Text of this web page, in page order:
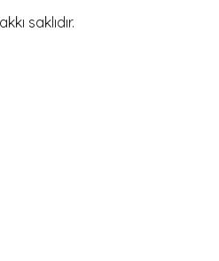
saklıdır.